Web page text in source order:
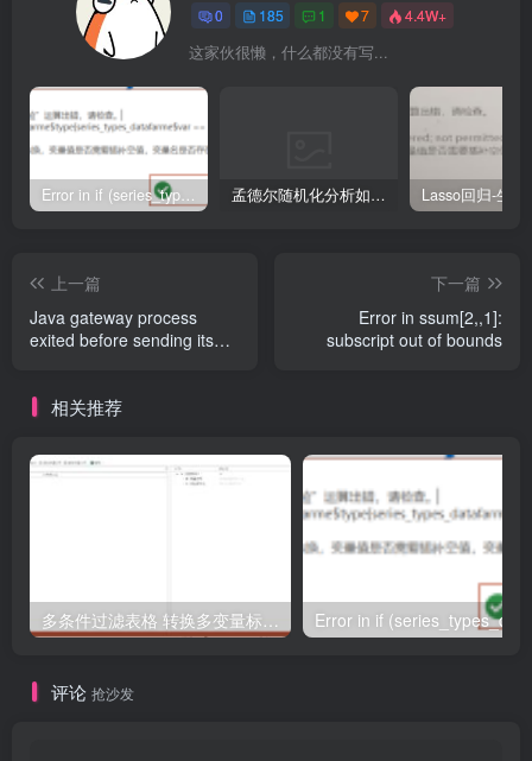
0 185 1 7 4.4W+
这家伙很懒，什么都没有写...
Error in if (series_types_datafarme$type[series_types_datafarme$var == : argument is of length zero 孟德尔随机化分析如何把Beta值转成OR值
上一篇
Java gateway process
exited before sending its
下一篇
Error in ssum[2,,1]:
subscript out of bounds
相关推荐
多条件过滤表格 转换多变量标签编码的表达式怎么写
评论 抢沙发